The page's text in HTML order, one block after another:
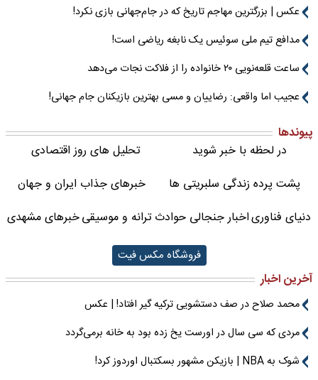
عکس | بزرگترین مهاجم تاریخ که در جام‌جهانی بازی نکرد!
مدافع تیم ملی سوئیس یک نابغه ریاضی است!
ساعت قلعه‌نویی ۲۰ خانواده را از فلاکت نجات می‌دهد
عجیب اما واقعی: رضاییان و مسی بهترین بازیکنان جام جهانی!
پیوندها
در لحظه با خبر شوید
تحلیل های روز اقتصادی
پشت پرده زندگی سلبریتی ها
خبرهای جذاب ایران و جهان
دنیای فناوریاخبار جنجالی حوادثترانه و موسیقیخبرهای مشهدی
فروشگاه مکس فیت
آخرین اخبار
محمد صلاح در صف دستشویی ترکیه گیر افتاد! | عکس
مردی که سی سال در اورست یخ زده بود به خانه برمی‌گردد
شوک به NBA | بازیکن مشهور بسکتبال اوردوز کرد!